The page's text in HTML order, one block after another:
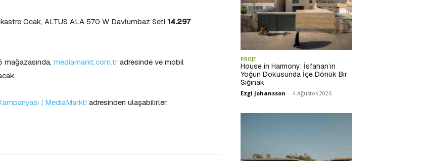
Ocak, ALTUS ALA 570 W Davlumbaz Seti 14.297
mağazasında, mediamarkt.com.tr adresinde ve mobil
| MediaMarkt! adresinden ulaşabilirler.
PROJE
House in Harmony: İsfahan’ın
Yoğun Dokusunda İçe Dönük Bir
Sığınak
Ezgi Johansson - 4 Ağustos 2026